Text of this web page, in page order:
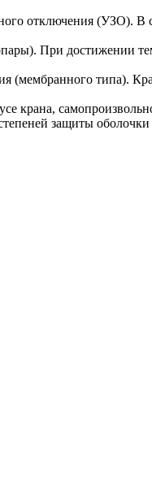
отключения (УЗО). В
При достижении
(мембранного типа).
крана,
защиты